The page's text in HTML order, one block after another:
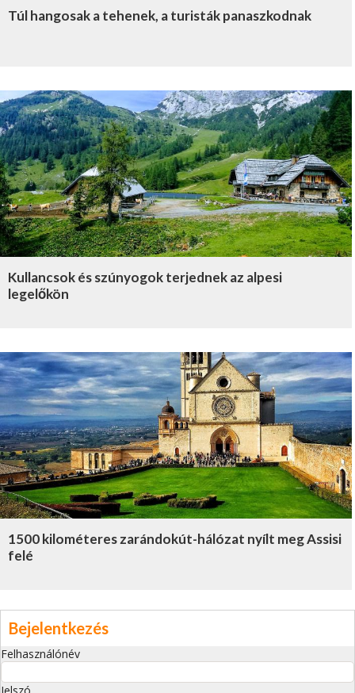
Túl hangosak a tehenek, a turisták panaszkodnak
Kullancsok és szúnyogok terjednek az alpesi
legelőkön
1500 kilométeres zarándokút-hálózat nyílt meg Assisi
felé
Bejelentkezés
Felhasználónév